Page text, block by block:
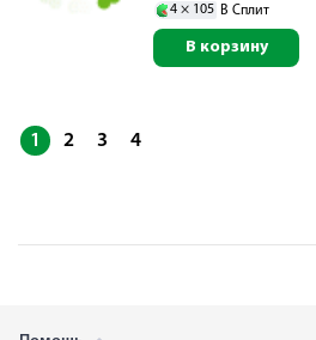
4 × 105 В Сплит
В корзину
1 2 3 4